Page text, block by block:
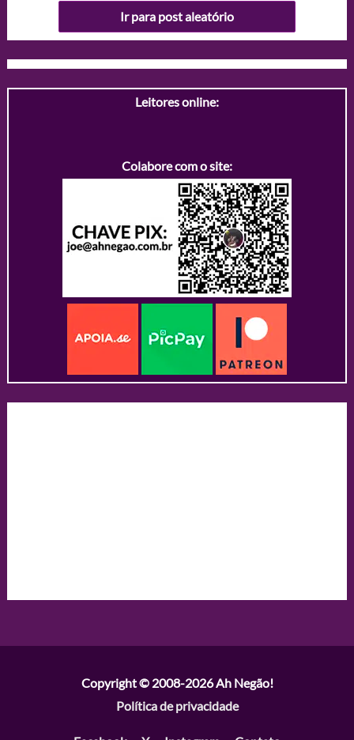
Ir para post aleatório
Leitores online:
Colabore com o site:
Copyright © 2008-2026Ah Negão!
Política de privacidade